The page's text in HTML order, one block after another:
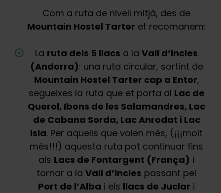
Com a ruta de nivell mitjà, des de
Mountain Hostel Tarter et recomanem:
La ruta dels 5 llacs a la Vall d’Incles
(Andorra): una ruta circular, sortint de
Mountain Hostel Tarter cap a Entor,
segueixes la ruta que et porta al Lac de
Querol, Ibons de les Salamandres, Lac
de Cabana Sorda, Lac Anrodat i Lac
Isla. Per aquells que volen més, (¡¡¡molt
més!!!) aquesta ruta pot continuar fins
als Lacs de Fontargent (França) i
tornar a la Vall d’Incles passant pel
Port de l’Alba i els llacs de Juclar i